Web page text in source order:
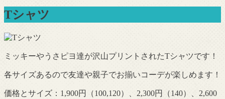
Tシャツ
ミッキーやうさピヨ達が沢山プリントされたTシャツです！
各サイズあるので友達や親子でお揃いコーデが楽しめます！
価格とサイズ：1,900円（100,120）、2,300円（140）、2,600